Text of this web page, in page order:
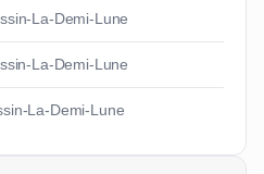
La-Demi-Lune
La-Demi-Lune
La-Demi-Lune